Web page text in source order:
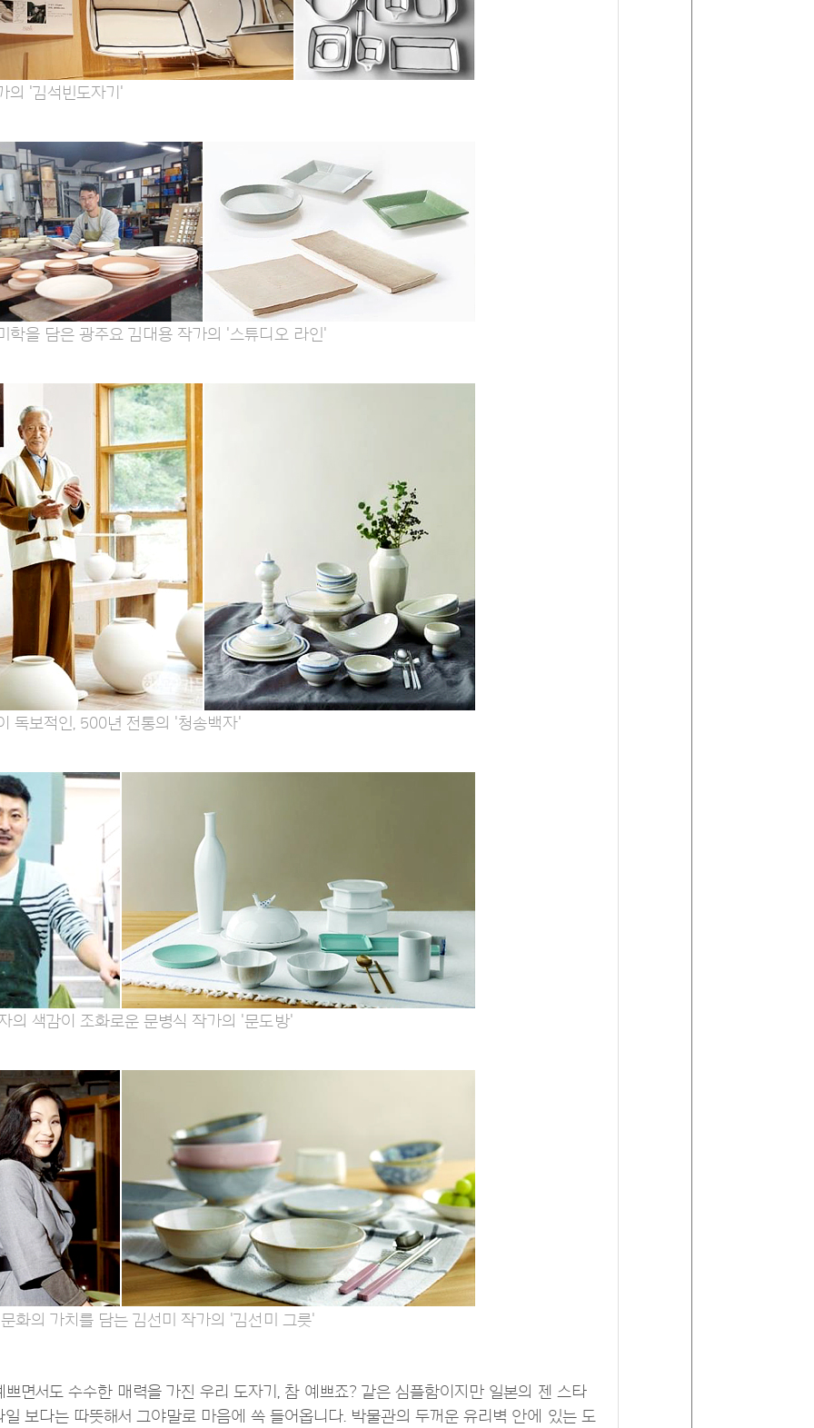
의 '김석빈도자기'
학을 담은 광주요 김대용 작가의 '스튜디오 라인'
독보적인, 500년 전통의 '청송백자'
의 색감이 조화로운 문병식 작가의 '문도방'
화의 가치를 담는 김선미 작가의 '김선미 그릇'
면서도 수수한 매력을 가진 우리 도자기, 참 예쁘죠? 같은 심플함이지만 일본의 젠 스타
보다는 따뜻해서 그야말로 마음에 쏙 들어옵니다. 박물관의 두꺼운 유리벽 안에 있는 도